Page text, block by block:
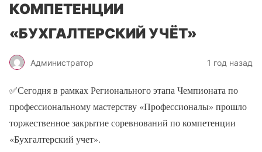
КОМПЕТЕНЦИИ
«БУХГАЛТЕРСКИЙ УЧЁТ»
Администратор 1 год назад
✅Сегодня в рамках Регионального этапа Чемпионата по
профессиональному мастерству «Профессионалы» прошло
торжественное закрытие соревнований по компетенции
«Бухгалтерский учет».